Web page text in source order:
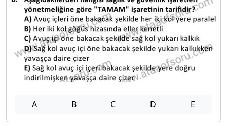
A B C D E